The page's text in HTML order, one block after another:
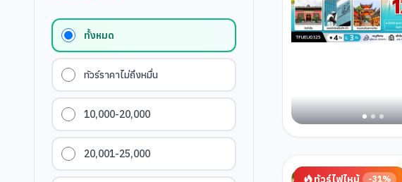
ทั้งหมด
ทัวร์ราคาไม่ถึงหมื่น
10,000-20,000
20,001-25,000
ทัวร์ไฟไหม้ -31%